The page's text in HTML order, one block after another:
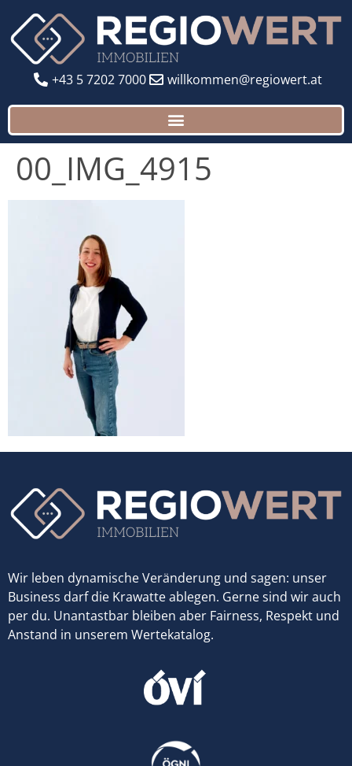
+43 5 7202 7000 willkommen@regiowert.at
00_IMG_4915
Wir leben dynamische Veränderung und sagen: unser
Business darf die Krawatte ablegen. Gerne sind wir auch
per du. Unantastbar bleiben aber Fairness, Respekt und
Anstand in unserem Wertekatalog.